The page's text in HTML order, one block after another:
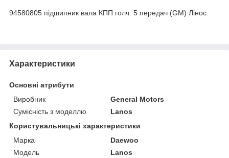
94580805 підшипник вала КПП голч. 5 передач (GM) Лінос
Характеристики
Основні атрибути
Виробник
General Motors
Сумісність з моделлю
Lanos
Користувальницькі характеристики
Марка
Daewoo
Модель
Lanos